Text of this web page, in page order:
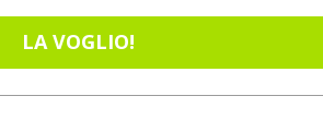
LA VOGLIO!